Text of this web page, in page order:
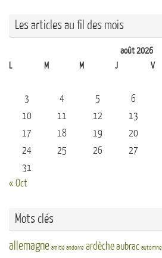
Les articles au fil des mois
août 2026
L
M M J V
3
4 5 6
10
11 12 13
17
18 19 20
24
25 26 27
31
« Oct
Mots clés
allemagne amitié andorre ardècheaubrac automne